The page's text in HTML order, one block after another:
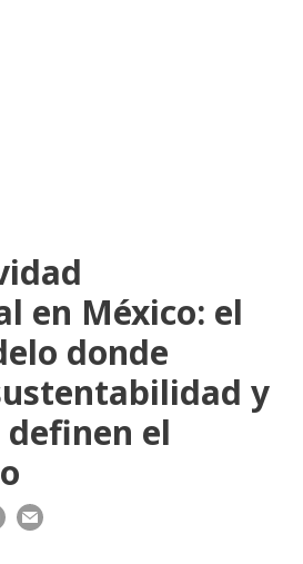
en México: el
donde
y
el